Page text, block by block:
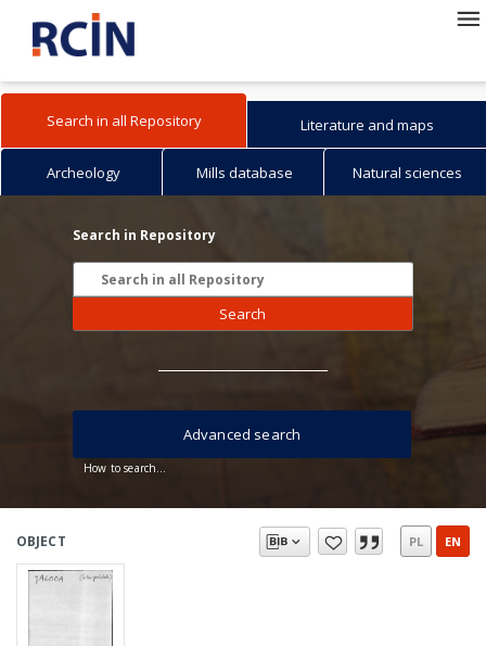
Search in all Repository Literature and maps
Archeology Mills database Natural sciences
Search in Repository
Search
How to search...
Advanced search
OBJECT PL EN